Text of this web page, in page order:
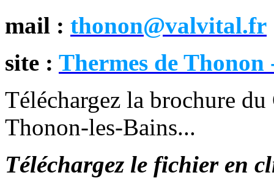
mail : thonon@valvital.fr
site : Thermes de
Téléchargez la brochure
Thonon-les-Bains...
Téléchargez le fichier en